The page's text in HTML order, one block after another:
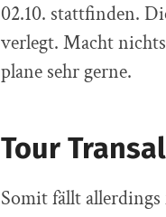
02.10. stattfinden.
verlegt. Macht
plane sehr gerne.
Tour
Somit fällt